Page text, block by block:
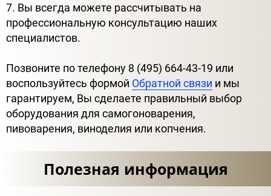
7. Вы всегда можете рассчитывать на
профессиональную консультацию наших
специалистов.
Позвоните по телефону 8 (495) 664-43-19 или
воспользуйтесь формой Обратной связи и мы
гарантируем, Вы сделаете правильный выбор
оборудования для самогоноварения,
пивоварения, виноделия или копчения.
Полезная информация